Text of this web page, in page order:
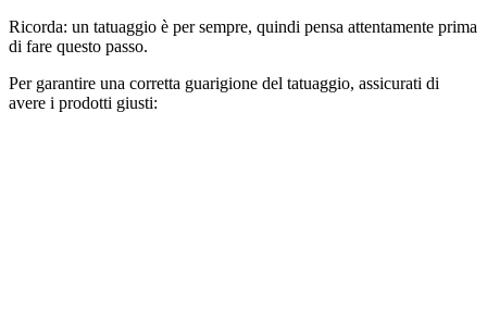
Ricorda: un tatuaggio è per sempre, quindi pensa attentamente prima
di fare questo passo.
Per garantire una corretta guarigione del tatuaggio, assicurati di
avere i prodotti giusti: